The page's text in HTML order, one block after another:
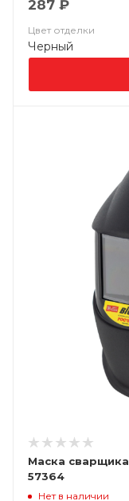
287 ₽
Цвет отделки
Черный
Маска
57364
Нет в наличии